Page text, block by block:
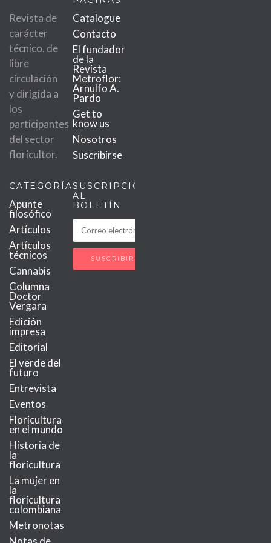
Revista de
carácter
técnico, de
libre
circulación
y dirigida a
los
participantes
del sector
floricultor.
Catalogue
Contacto
El fundador
de la
Revista
Metroflor:
Arnulfo A.
Pardo
Get to
know us
Nosotros
Suscribirse
CATEGORÍAS
Apunte
filosófico
Artículos
Artículos
técnicos
Cannabis
Columna
Doctor
Vergara
Edición
impresa
Editorial
El verde del
futuro
Entrevista
Eventos
Floricultura
en el mundo
Historia de
la
floricultura
La mujer en
la
floricultura
colombiana
Metronotas
SUSCRIPCIÓN
AL
BOLETÍN